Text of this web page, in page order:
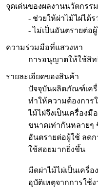
จุดเด่นของผลงานนวัตกรรม
- ช่วยให้ผ่าไม้ไผ่ได้ร
- ไม่เป็นอันตรายต่อ
ความร่วมมือที่แสวงหา
การอนุญาตให้ใช้สิท
รายละเอียดของสินค้า
ปัจจุบันผลิตภัณฑ์เค
ทำให้ความต้องการ
ไม้ไผ่จึงเป็นเครื่อง
ขนาดเท่ากันหลายๆ
อันตรายต่อผู้ใช้ ลดก
ใช้สอยมากยิ่งขึ้น
มีดผ่าไม้ไผ่เป็นเครื่
อุบัติเหตุจากการใช้